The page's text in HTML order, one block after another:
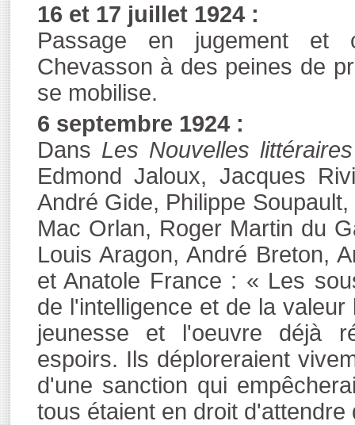
16 et 17 juillet 1924 :
Passage en jugement et
Chevasson à des peines de
se mobilise.
6 septembre 1924 :
Dans Les Nouvelles littéraires
Edmond Jaloux, Jacques
André Gide, Philippe
Mac Orlan, Roger Martin du
Louis Aragon, André Breton,
et Anatole France : « Les
de l'intelligence et de la
jeunesse et l'oeuvre déjà
espoirs. Ils déploreraient
d'une sanction qui
tous étaient en droit d'attendre